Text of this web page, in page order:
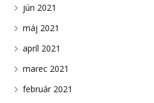
jún 2021
máj 2021
apríl 2021
marec 2021
február 2021